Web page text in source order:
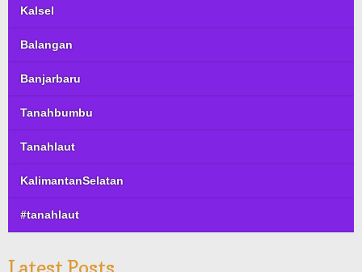
Kalsel
Balangan
Banjarbaru
Tanahbumbu
Tanahlaut
KalimantanSelatan
#tanahlaut